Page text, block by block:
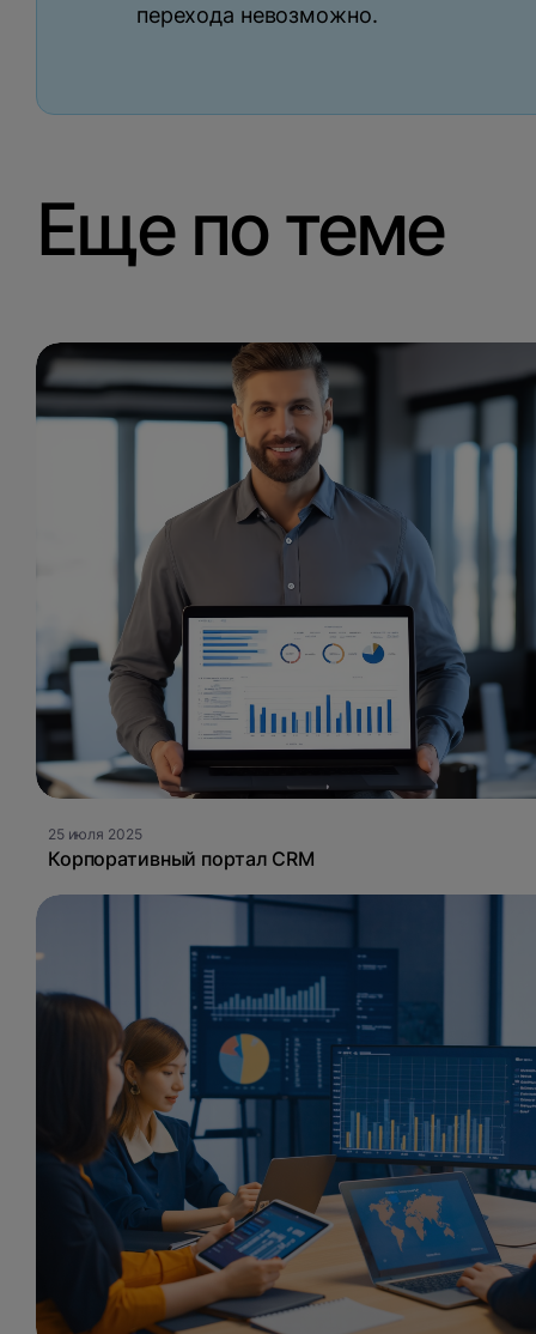
перехода невозможно.
Еще по теме
25 июля 2025
Корпоративный портал CRM